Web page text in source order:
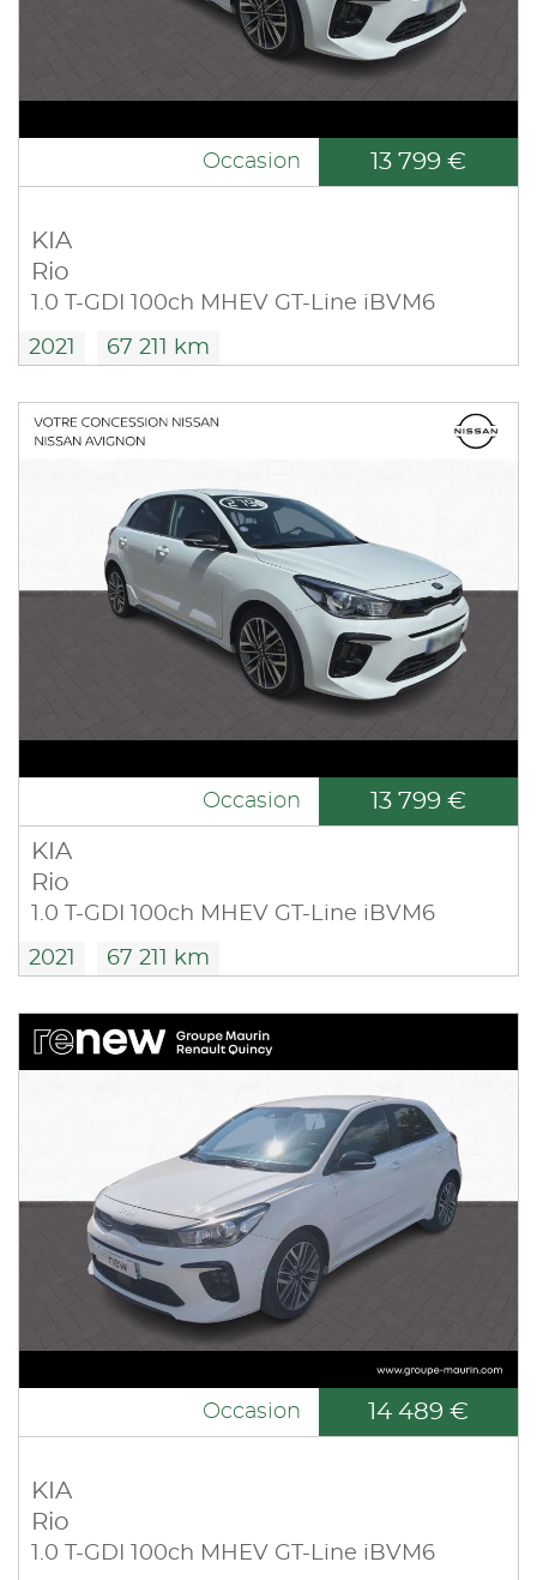
Occasion 13 799 €
KIA
Rio
1.0 T-GDI 100ch MHEV GT-Line iBVM6
2021 67 211 km
Occasion 13 799 €
KIA
Rio
1.0 T-GDI 100ch MHEV GT-Line iBVM6
2021 67 211 km
Occasion 14 489 €
KIA
Rio
1.0 T-GDI 100ch MHEV GT-Line iBVM6